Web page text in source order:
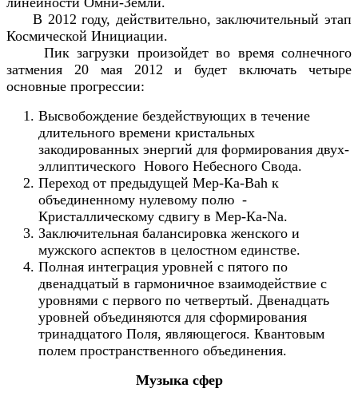
В 2012 году, действительно, заключительный этап
Космической Инициации.
Пик загрузки произойдет во время солнечного
затмения 20 мая 2012 и будет включать четыре
основные прогрессии:
Высвобождение бездействующих в течение
длительного времени кристальных
закодированных энергий для формирования двух-
эллиптического Нового Небесного Свода.
Переход от предыдущей Мер-Ка-Bah к
объединенному нулевому полю -
Кристаллическому сдвигу в Мер-Ка-Na.
Заключительная балансировка женского и
мужского аспектов в целостном единстве.
Полная интеграция уровней с пятого по
двенадцатый в гармоничное взаимодействие с
уровнями с первого по четвертый. Двенадцать
уровней объединяются для сформирования
тринадцатого Поля, являющегося. Квантовым
полем пространственного объединения.
Музыка сфер